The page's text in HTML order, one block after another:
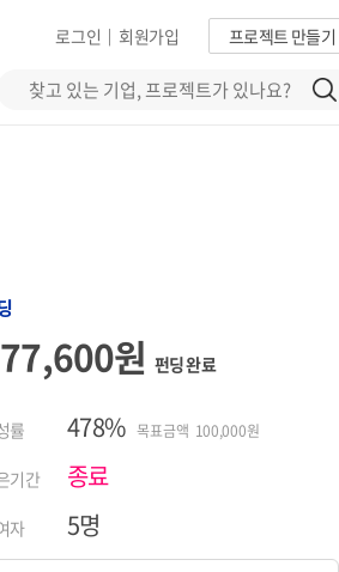
프로젝트 만들기
회원가입
|
로그인
원 펀딩 완료
률 478% 목표금액 100,000원
기간 종료
자 5명